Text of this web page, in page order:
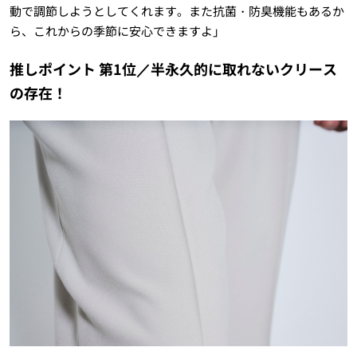
動で調節しようとしてくれます。また抗菌・防臭機能もあるか
ら、これからの季節に安心できますよ」
推しポイント 第1位／半永久的に取れないクリース
の存在！